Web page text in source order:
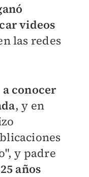
videos
las redes
conocer
, y en
y padre
25 años